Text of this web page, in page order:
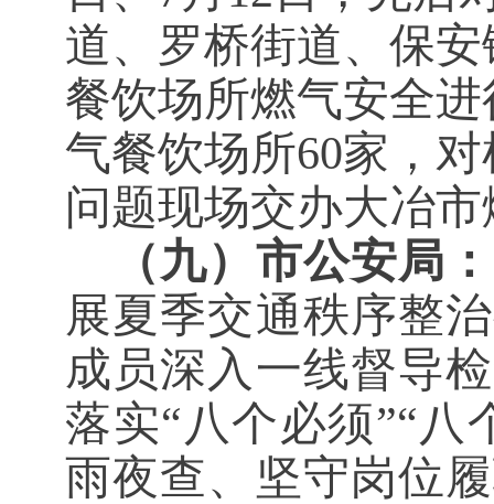
道、罗桥街道、保
餐饮场所燃气安全
气餐饮场所60家，
问题现场交办大冶
（九）市公安局：
展夏季交通秩序整
成员深入一线督导
落实“八个必须”“八
雨夜查、坚守岗位